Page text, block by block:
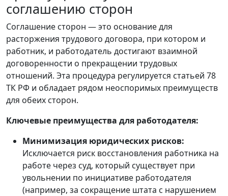
соглашению сторон
Соглашение сторон — это основание для
расторжения трудового договора, при котором и
работник, и работодатель достигают взаимной
договоренности о прекращении трудовых
отношений. Эта процедура регулируется статьей 78
ТК РФ и обладает рядом неоспоримых преимуществ
для обеих сторон.
Ключевые преимущества для работодателя:
Минимизация юридических рисков:
Исключается риск восстановления работника на
работе через суд, который существует при
увольнении по инициативе работодателя
(например, за сокращение штата с нарушением